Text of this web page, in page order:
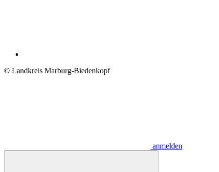
© Landkreis Marburg-Biedenkopf
anmelden